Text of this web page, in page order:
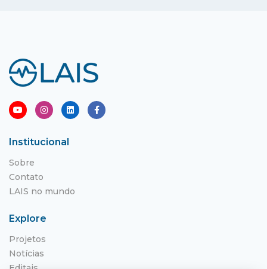
Institucional
Sobre
Contato
LAIS no mundo
Explore
Projetos
Notícias